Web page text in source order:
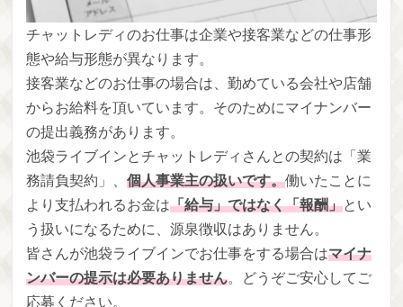
チャットレディのお仕事は企業や接客業などの仕事形
態や給与形態が異なります。
接客業などのお仕事の場合は、勤めている会社や店舗
からお給料を頂いています。そのためにマイナンバー
の提出義務があります。
池袋ライブインとチャットレディさんとの契約は「業
務請負契約」、個人事業主の扱いです。働いたことに
より支払われるお金は「給与」ではなく「報酬」とい
う扱いになるために、源泉徴収はありません。
皆さんが池袋ライブインでお仕事をする場合はマイナ
ンバーの提示は必要ありません。どうぞご安心してご
応募ください。